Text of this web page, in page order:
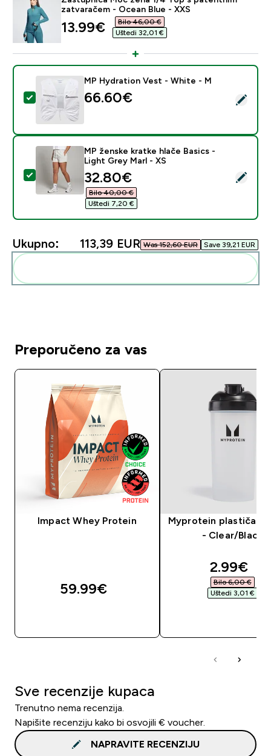
zatvaračem - Ocean Blue - XXS
discounted price
13.99€‎
Bilo 46,00 €‎
Uštedi 32,01 €‎
Odaberi ovaj proizvod - MP Hydration Vest - White -
MP Hydration Vest - White - M
66.60€‎
Odaberi ovaj proizvod - MP ženske kratke hlače
MP ženske kratke hlače Basics -
Light Grey Marl - XS
discounted price
32.80€‎
Bilo 40,00 €‎
Uštedi 7,20 €‎
Ukupno: 113,39 EUR‎ Was 152,60 EUR‎ Save 39,21 EUR‎
Preporučeno za vas
Impact Whey Protein
59.99€‎
Myprotein plastičan
- Clear/Black
2.99€‎
Bilo 6,00 €‎
Uštedi 3,01 €‎
Sve recenzije kupaca
Trenutno nema recenzija.
Napišite recenziju kako bi osvojili € voucher.
NAPRAVITE RECENZIJU